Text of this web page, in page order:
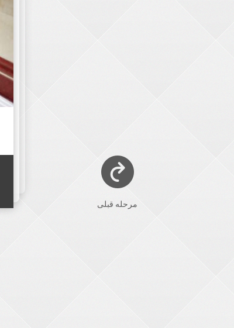
مرحله قبلی